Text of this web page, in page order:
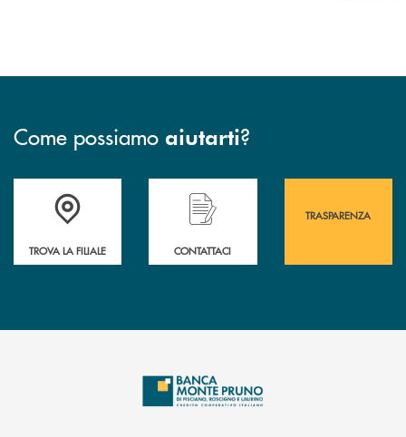
Come possiamo aiutarti?
Accedi all' elenco completo&nbsp; delle&nbsp; filiali&nbsp; di Banca
TROVA LA FILIALE
Hai bisogno di assistenza immediata?
CONTATTACI
TRASPARENZA